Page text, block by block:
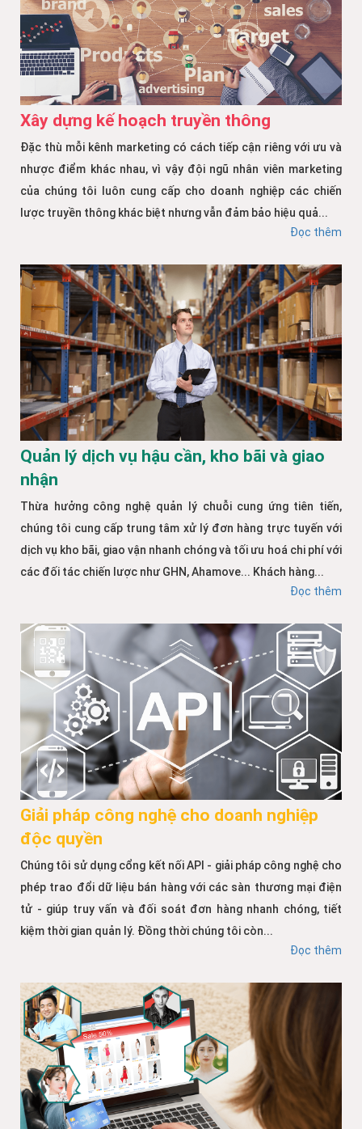
Xây dựng kế hoạch truyền thông
Đặc thù mỗi kênh marketing có cách tiếp cận riêng với ưu và
nhược điểm khác nhau, vì vậy đội ngũ nhân viên marketing
của chúng tôi luôn cung cấp cho doanh nghiệp các chiến
lược truyền thông khác biệt nhưng vẫn đảm bảo hiệu quả...
Đọc thêm
Quản lý dịch vụ hậu cần, kho bãi và giao
nhận
Thừa hưởng công nghệ quản lý chuỗi cung ứng tiên tiến,
chúng tôi cung cấp trung tâm xử lý đơn hàng trực tuyến với
dịch vụ kho bãi, giao vận nhanh chóng và tối ưu hoá chi phí với
các đối tác chiến lược như GHN, Ahamove... Khách hàng...
Đọc thêm
Giải pháp công nghệ cho doanh nghiệp
độc quyền
Chúng tôi sử dụng cổng kết nối API - giải pháp công nghệ cho
phép trao đổi dữ liệu bán hàng với các sàn thương mại điện
tử - giúp truy vấn và đối soát đơn hàng nhanh chóng, tiết
kiệm thời gian quản lý. Đồng thời chúng tôi còn...
Đọc thêm